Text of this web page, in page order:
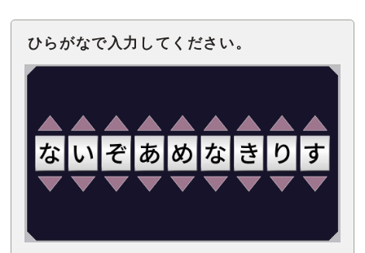
ひらがなで入力してください。